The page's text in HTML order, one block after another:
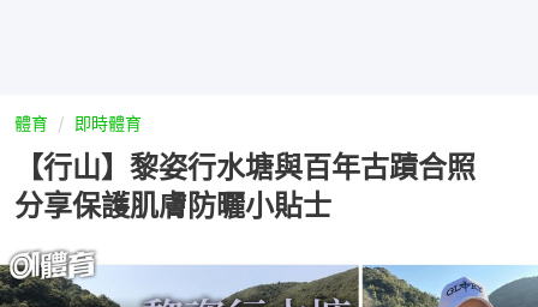
體育 即時體育
【行山】黎姿行水塘與百年古蹟合照
分享保護肌膚防曬小貼士